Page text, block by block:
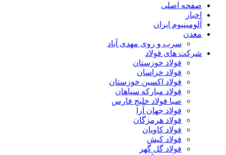
صفحه اصلی
اخبار
آلومینیوم ایران
معدن
سرب و روی مهدی آباد
شرکت های فولاد
فولاد خوزستان
فولاد خراسان
فولاد اکسین خوزستان
فولاد مبارکه سپاهان
صبا فولاد خلیج فارس
فولاد جهان آرا
فولاد هرمزگان
فولاد کاویان
فولاد کیش
فولاد گل گهر